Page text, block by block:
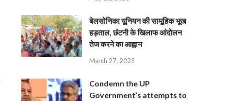
बेलसोनिका यूनियन की सामूहिक भूख
हड़ताल, छंटनी के खिलाफ आंदोलन
तेज करने का आह्वान
March 27, 2023
Condemn the UP
Government’s attempts to